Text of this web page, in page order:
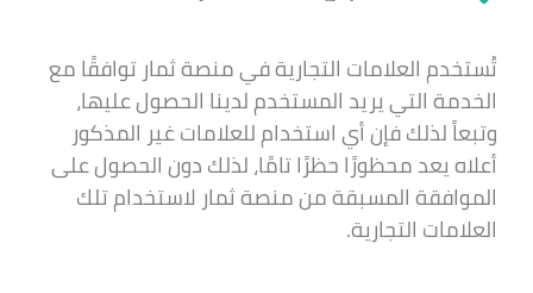
تُستخدم العلامات التجارية في منصة ثمار توافقًا مع
الخدمة التي يريد المستخدم لدينا الحصول عليها،
وتبعاً لذلك فإن أي استخدام للعلامات غير المذكور
أعلاه يعد محظورًا حظرًا تامًا، لذلك دون الحصول على
الموافقة المسبقة من منصة ثمار لاستخدام تلك
العلامات التجارية.